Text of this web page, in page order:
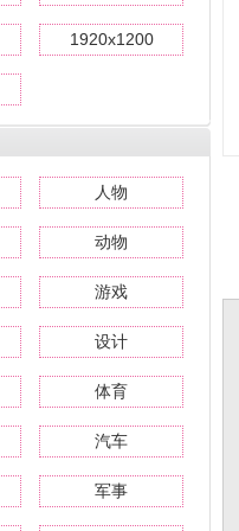
1920x1200
人物
动物
游戏
设计
体育
汽车
军事